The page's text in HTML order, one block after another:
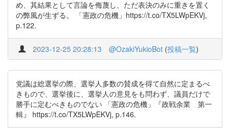
め、其結果として言論を侮蔑し、ただ表決のみに重きを置く
の弊風が生ずる。 「憲政の危機」https://t.co/TX5LWpEKVj,
p.122.
2023-12-25 20:28:13 @OzakiYukioBot (投稿一覧)
党議は総選挙の際、選挙人多数の賛成を得て自然に定まるべ
きもので、選挙後に、選挙人の意見をも問わず、議員だけで
勝手に定むべきものでない 「憲政の危機」『政戦余業 第一
輯』 https://t.co/TX5LWpEKVj, p.146.